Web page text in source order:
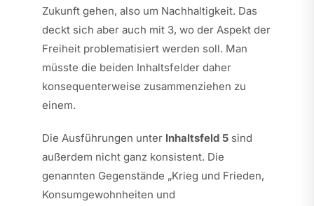
Zukunft gehen, also um Nachhaltigkeit. Das
deckt sich aber auch mit 3, wo der Aspekt der
Freiheit problematisiert werden soll. Man
müsste die beiden Inhaltsfelder daher
konsequenterweise zusammenziehen zu
einem.
Die Ausführungen unter Inhaltsfeld 5sind
außerdem nicht ganz konsistent. Die
genannten Gegenstände „Krieg und Frieden,
Konsumgewohnheiten und